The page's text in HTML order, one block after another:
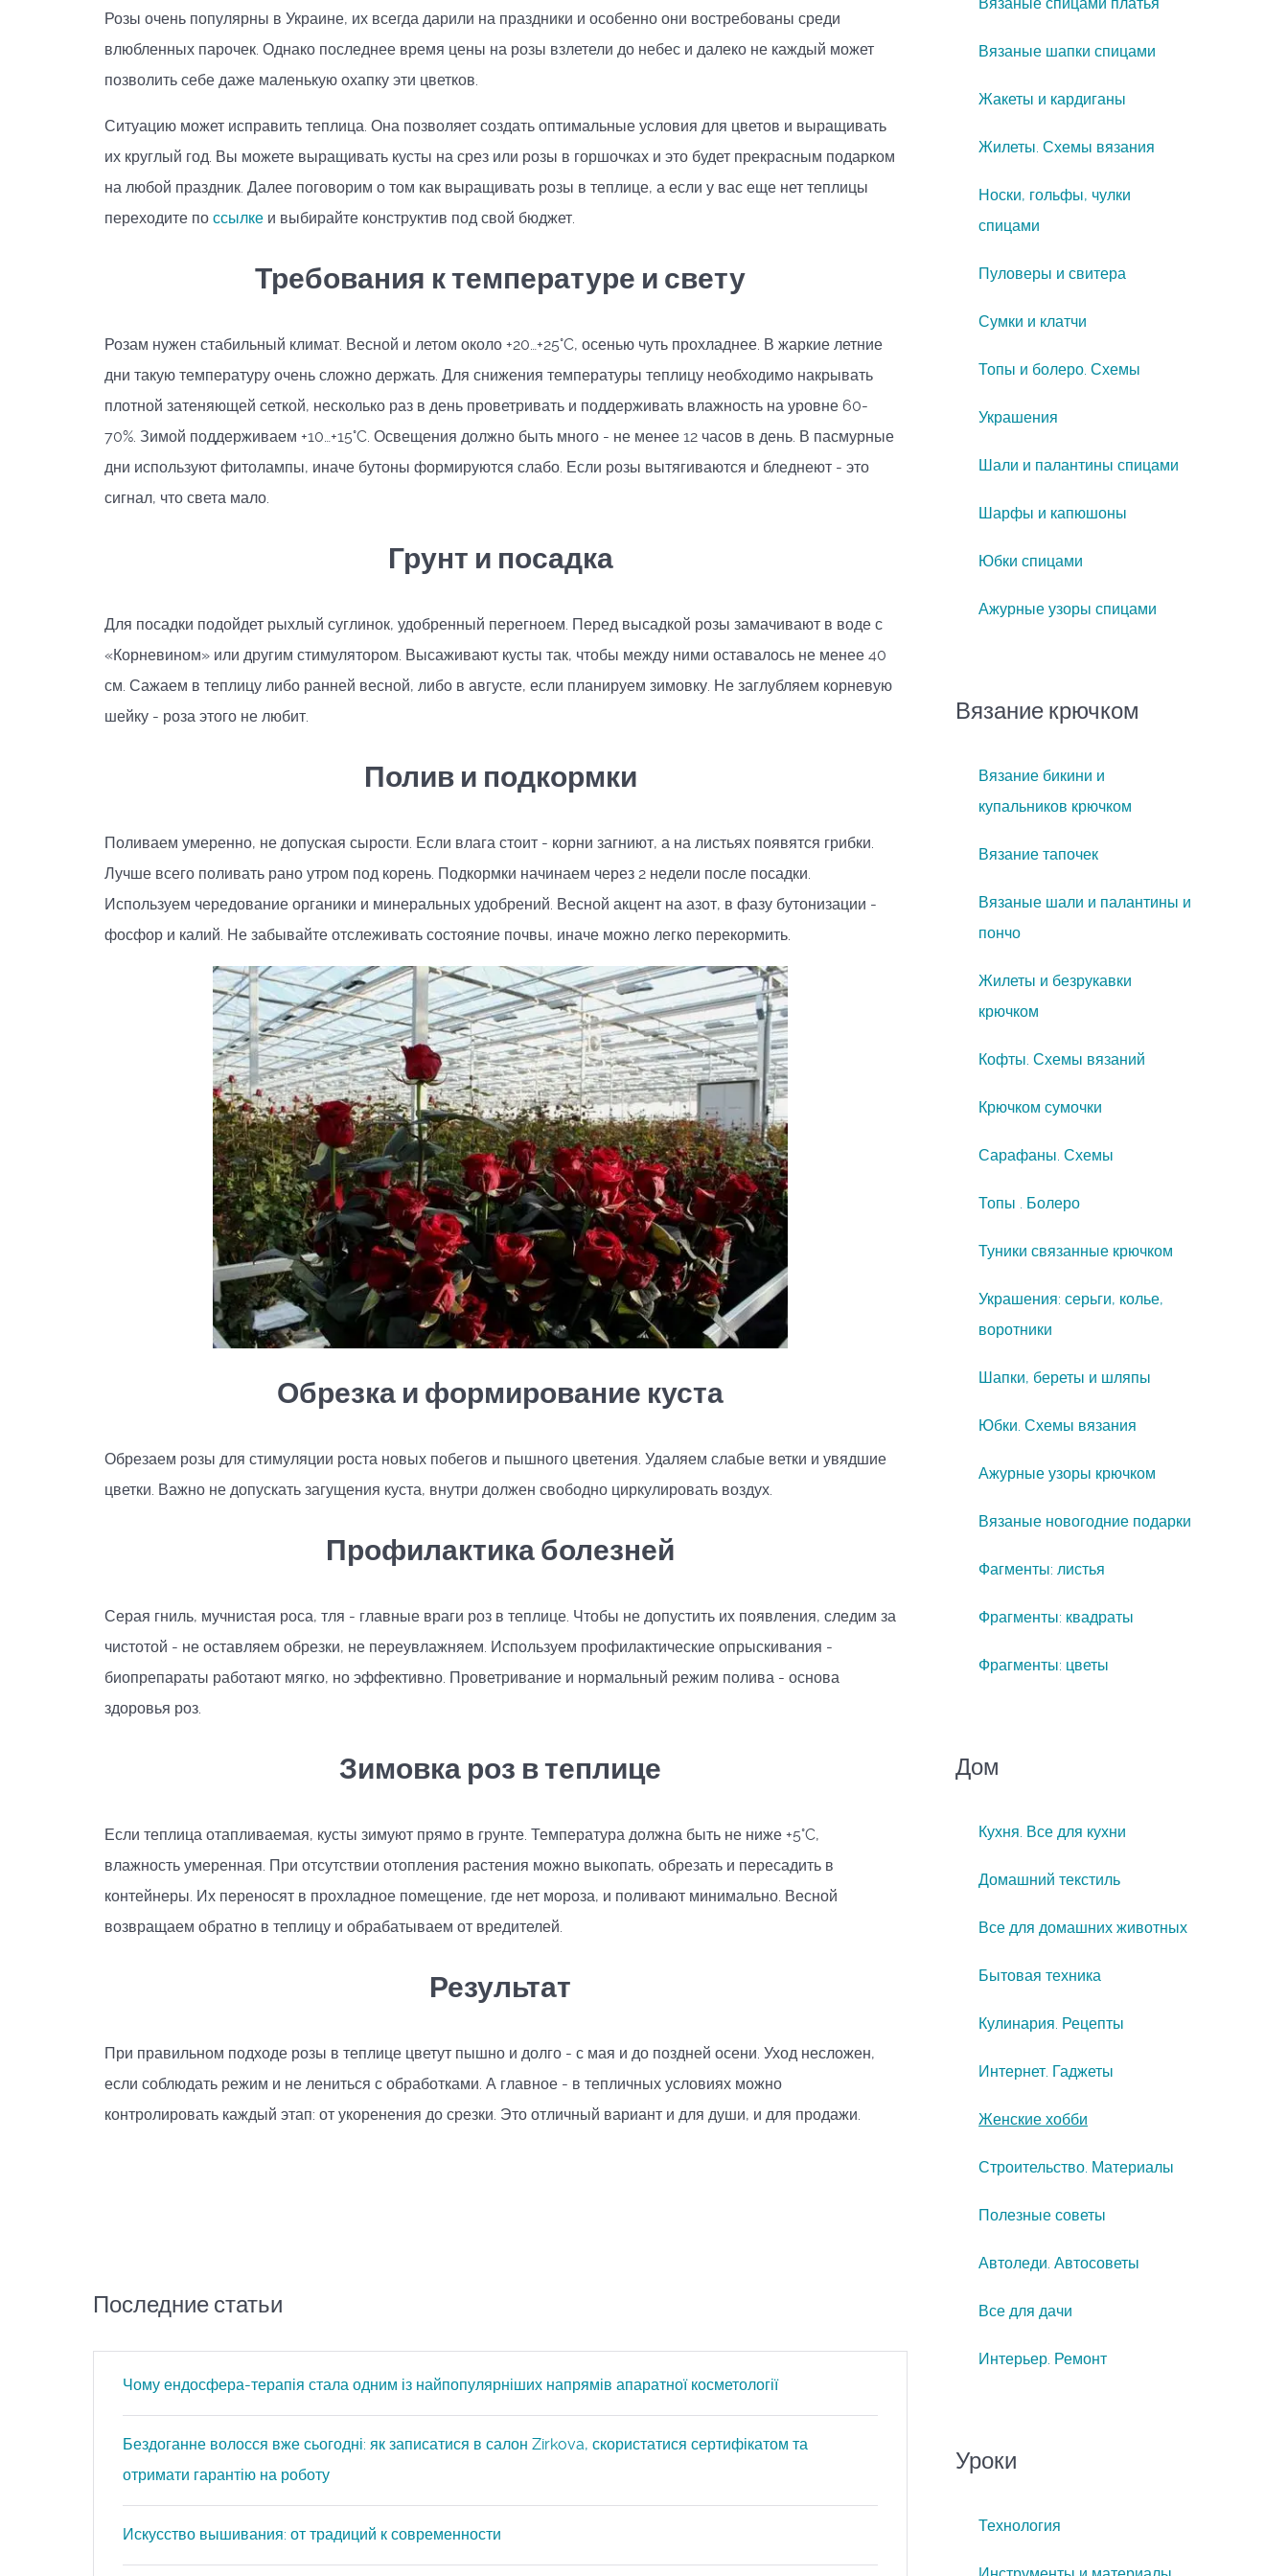
Розы очень популярны в Украине, их всегда дарили на праздники и особенно они востребованы среди
влюбленных парочек. Однако последнее время цены на розы взлетели до небес и далеко не каждый может
позволить себе даже маленькую охапку эти цветков.
Ситуацию может исправить теплица. Она позволяет создать оптимальные условия для цветов и выращивать
их круглый год. Вы можете выращивать кусты на срез или розы в горшочках и это будет прекрасным подарком
на любой праздник. Далее поговорим о том как выращивать розы в теплице, а если у вас еще нет теплицы
переходите по ссылке и выбирайте конструктив под свой бюджет.
Требования к температуре и свету
Розам нужен стабильный климат. Весной и летом около +20…+25°C, осенью чуть прохладнее. В жаркие летние
дни такую температуру очень сложно держать. Для снижения температуры теплицу необходимо накрывать
плотной затеняющей сеткой, несколько раз в день проветривать и поддерживать влажность на уровне 60-
70%. Зимой поддерживаем +10…+15°C. Освещения должно быть много - не менее 12 часов в день. В пасмурные
дни используют фитолампы, иначе бутоны формируются слабо. Если розы вытягиваются и бледнеют - это
сигнал, что света мало.
Грунт и посадка
Для посадки подойдет рыхлый суглинок, удобренный перегноем. Перед высадкой розы замачивают в воде с
«Корневином» или другим стимулятором. Высаживают кусты так, чтобы между ними оставалось не менее 40
см. Сажаем в теплицу либо ранней весной, либо в августе, если планируем зимовку. Не заглубляем корневую
шейку - роза этого не любит.
Полив и подкормки
Поливаем умеренно, не допуская сырости. Если влага стоит - корни загниют, а на листьях появятся грибки.
Лучше всего поливать рано утром под корень. Подкормки начинаем через 2 недели после посадки.
Используем чередование органики и минеральных удобрений. Весной акцент на азот, в фазу бутонизации -
фосфор и калий. Не забывайте отслеживать состояние почвы, иначе можно легко перекормить.
Обрезка и формирование куста
Обрезаем розы для стимуляции роста новых побегов и пышного цветения. Удаляем слабые ветки и увядшие
цветки. Важно не допускать загущения куста, внутри должен свободно циркулировать воздух.
Профилактика болезней
Серая гниль, мучнистая роса, тля - главные враги роз в теплице. Чтобы не допустить их появления, следим за
чистотой - не оставляем обрезки, не переувлажняем. Используем профилактические опрыскивания -
биопрепараты работают мягко, но эффективно. Проветривание и нормальный режим полива - основа
здоровья роз.
Зимовка роз в теплице
Если теплица отапливаемая, кусты зимуют прямо в грунте. Температура должна быть не ниже +5°C,
влажность умеренная. При отсутствии отопления растения можно выкопать, обрезать и пересадить в
контейнеры. Их переносят в прохладное помещение, где нет мороза, и поливают минимально. Весной
возвращаем обратно в теплицу и обрабатываем от вредителей.
Результат
При правильном подходе розы в теплице цветут пышно и долго - с мая и до поздней осени. Уход несложен,
если соблюдать режим и не лениться с обработками. А главное - в тепличных условиях можно
контролировать каждый этап: от укоренения до срезки. Это отличный вариант и для души, и для продажи.
Последние статьи
Чому ендосфера-терапія стала одним із найпопулярніших напрямів апаратної косметології
Бездоганне волосся вже сьогодні: як записатися в салон Zirkova, скористатися сертифікатом та
отримати гарантію на роботу
Искусство вышивания: от традиций к современности
Вязаные шапки спицами
Жакеты и кардиганы
Жилеты. Схемы вязания
Носки, гольфы, чулки
спицами
Пуловеры и свитера
Сумки и клатчи
Топы и болеро. Схемы
Украшения
Шали и палантины спицами
Шарфы и капюшоны
Юбки спицами
Ажурные узоры спицами
Вязание крючком
Вязание бикини и
купальников крючком
Вязание тапочек
Вязаные шали и палантины и
пончо
Жилеты и безрукавки
крючком
Кофты. Схемы вязаний
Крючком сумочки
Сарафаны. Схемы
Топы . Болеро
Туники связанные крючком
Украшения: серьги, колье,
воротники
Шапки, береты и шляпы
Юбки. Схемы вязания
Ажурные узоры крючком
Вязаные новогодние подарки
Фагменты: листья
Фрагменты: квадраты
Фрагменты: цветы
Дом
Кухня. Все для кухни
Домашний текстиль
Все для домашних животных
Бытовая техника
Кулинария. Рецепты
Интернет. Гаджеты
Женские хобби
Строительство. Материалы
Полезные советы
Автоледи. Автосоветы
Все для дачи
Интерьер. Ремонт
Уроки
Технология